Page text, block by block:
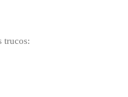
trucos: